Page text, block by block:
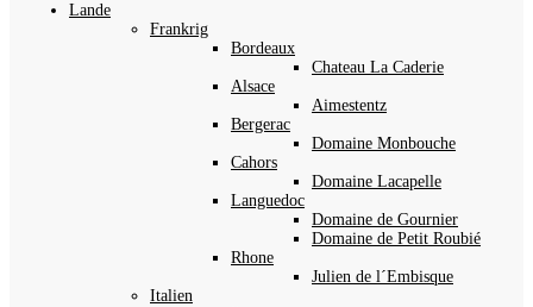
Lande
Frankrig
Bordeaux
Chateau La Caderie
Alsace
Aimestentz
Bergerac
Domaine Monbouche
Cahors
Domaine Lacapelle
Languedoc
Domaine de Gournier
Domaine de Petit Roubié
Rhone
Julien de l´Embisque
Italien